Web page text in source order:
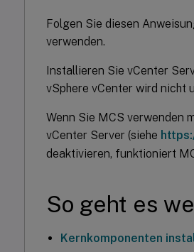
Folgen Sie diesen
verwenden.
Installieren Sie vCenter
vSphere vCenter wird nicht
Wenn Sie MCS verwenden
vCenter Server (siehe
deaktivieren, funktioniert
So geht es
Kernkomponenten